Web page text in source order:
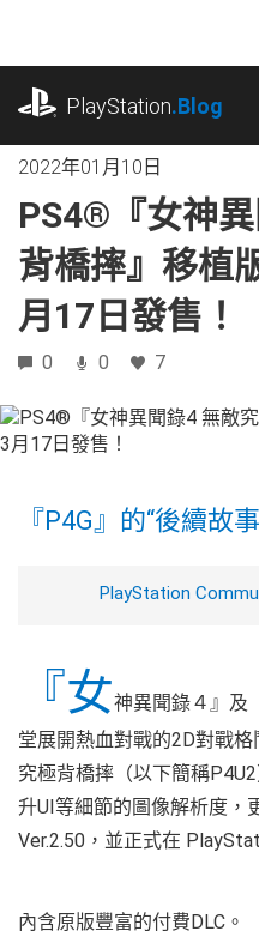
內
PlayStation.Blog
2022年01月10日
PS4®『女神
背橋摔』移植
月17日發售！
0 0 7
『P4G』的“後續故
PlayStation
『女神異聞錄４』及
堂展開熱血對戰的2D對戰
究極背橋摔（以下簡稱
升UI等細節的圖像解析度，
Ver.2.50，並正式在
內含原版豐富的付費DLC。